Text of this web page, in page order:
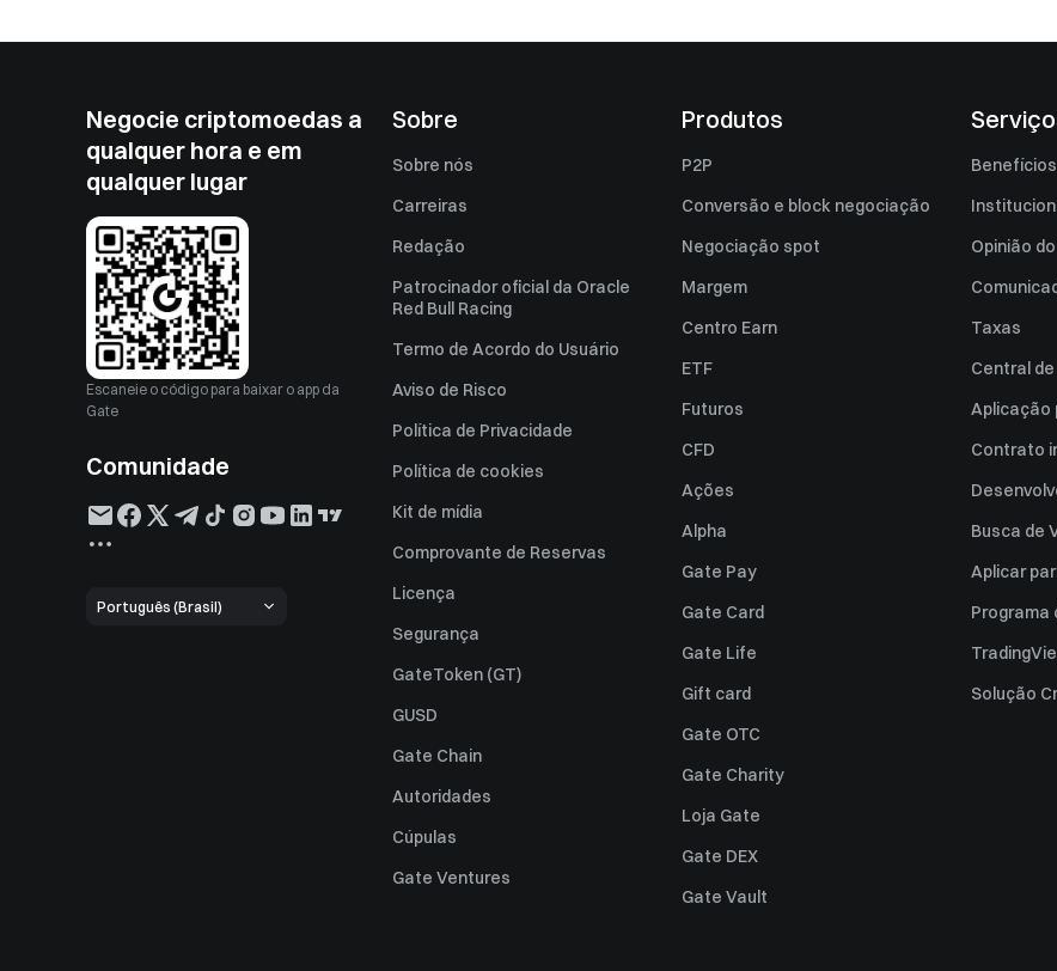
Negocie criptomoedas a
qualquer hora e em
qualquer lugar
Escaneie o código para baixar o app da
Gate
Comunidade
Português (Brasil)
Sobre
Sobre nós
Carreiras
Redação
Patrocinador oficial da Oracle
Red Bull Racing
Termo de Acordo do Usuário
Aviso de Risco
Política de Privacidade
Política de cookies
Kit de mídia
Comprovante de Reservas
Licença
Segurança
GateToken (GT)
GUSD
Gate Chain
Autoridades
Cúpulas
Gate Ventures
Produtos
P2P
Conversão e block negociação
Negociação spot
Margem
Centro Earn
ETF
Futuros
CFD
Ações
Alpha
Gate Pay
Gate Card
Gate Life
Gift card
Gate OTC
Gate Charity
Loja Gate
Gate DEX
Gate Vault
Opinião
Taxas
Central
Aplicação
Contrato
Busca de
Aplicar
Programa
Solução